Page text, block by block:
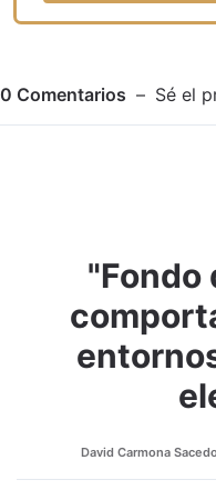
0 Comentarios Sé el
"Fondo
David Carmona Sacedo